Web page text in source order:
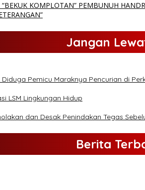
KOMPLOTAN” PEMBUNUH
Jangan
Pemicu Maraknya Pencurian di
LSM Lingkungan Hidup
dan Desak Penindakan Tegas
Berita